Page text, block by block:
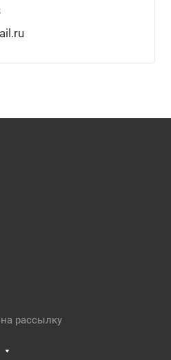
рассылку